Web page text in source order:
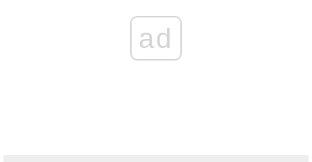
ad